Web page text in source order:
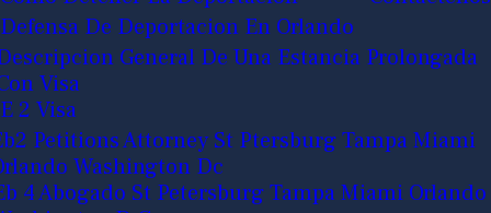
Defensa De Deportacion En Orlando
General De Una Estancia Prolongada
Visa
E 2 Visa
Petitions Attorney St Ptersburg Tampa Miami
Washington Dc
4 Abogado St Petersburg Tampa Miami Orlando